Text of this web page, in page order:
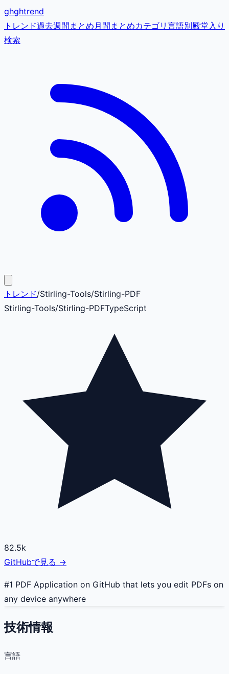
ghghtrend
トレンド過去週間まとめ月間まとめカテゴリ 言語別殿堂入り
検索
トレンド/Stirling-Tools/Stirling-PDF
Stirling-Tools/Stirling-PDFTypeScript
82.5k
GitHubで見る →
#1 PDF Application on GitHub that lets you edit PDFs on
any device anywhere
技術情報
言語